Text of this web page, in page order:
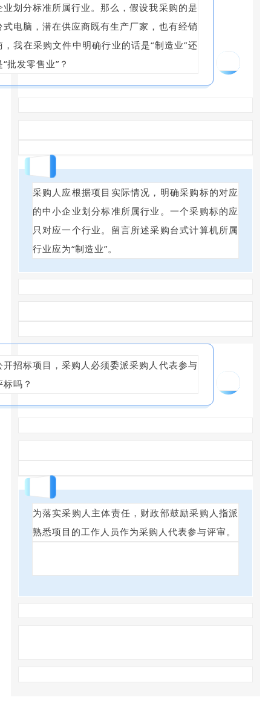
业划分标准所属行业。那么，假设我采购的是
式电脑，潜在供应商既有生产厂家，也有经销
，我在采购文件中明确行业的话是“制造业”还
“批发零售业”？
采购人应根据项目实际情况，明确采购标的对应
的中小企业划分标准所属行业。一个采购标的应
只对应一个行业。留言所述采购台式计算机所属
行业应为“制造业”。
开招标项目，采购人必须委派采购人代表参与
标吗？
为落实采购人主体责任，财政部鼓励采购人指派
熟悉项目的工作人员作为采购人代表参与评审。